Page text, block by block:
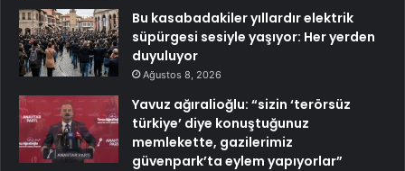
Bu kasabadakiler yıllardır elektrik
süpürgesi sesiyle yaşıyor: Her yerden
duyuluyor
Ağustos 8, 2026
Yavuz ağıralioğlu: “sizin ‘terörsüz
türkiye’ diye konuştuğunuz
memlekette, gazilerimiz
güvenpark’ta eylem yapıyorlar”